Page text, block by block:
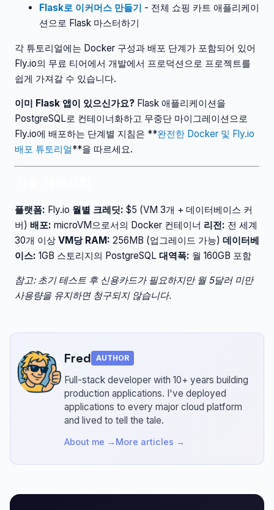
Flask로 이커머스 만들기 - 전체 쇼핑 카트 애플리케이
션으로 Flask 마스터하기
각 튜토리얼에는 Docker 구성과 배포 단계가 포함되어 있어
Fly.io의 무료 티어에서 개발에서 프로덕션으로 프로젝트를
쉽게 가져갈 수 있습니다.
이미 Flask 앱이 있으신가요? Flask 애플리케이션을
PostgreSQL로 컨테이너화하고 무중단 마이그레이션으로
Fly.io에 배포하는 단계별 지침은 **완전한 Docker 및 Fly.io
배포 튜토리얼**을 따르세요.
플랫폼: Fly.io 월별 크레딧: $5 (VM 3개 + 데이터베이스 커
버) 배포: microVM으로서의 Docker 컨테이너 리전: 전 세계
30개 이상 VM당 RAM: 256MB (업그레이드 가능) 데이터베
이스: 1GB 스토리지의 PostgreSQL 대역폭: 월 160GB 포함
참고: 초기 테스트 후 신용카드가 필요하지만 월 5달러 미만
사용량을 유지하면 청구되지 않습니다.
Fred AUTHOR
Full-stack developer with 10+ years building
production applications. I've deployed
applications to every major cloud platform
and lived to tell the tale.
About me → More articles →